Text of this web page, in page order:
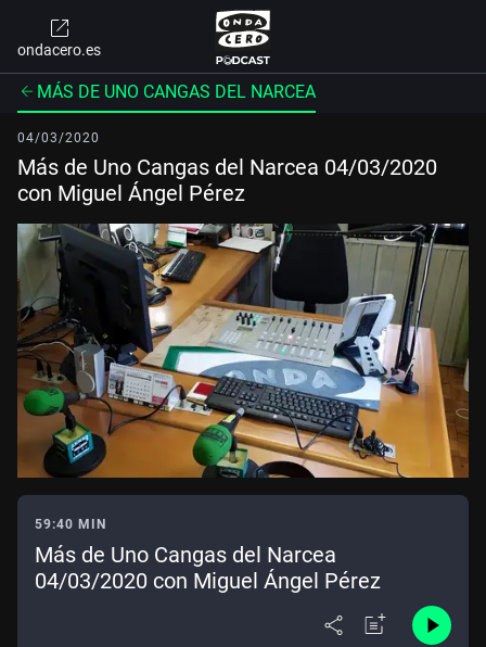
ondacero.es
MÁS DE UNO CANGAS DEL NARCEA
04/03/2020
Más de Uno Cangas del Narcea 04/03/2020
con Miguel Ángel Pérez
59:40 MIN
Más de Uno Cangas del Narcea
04/03/2020 con Miguel Ángel Pérez